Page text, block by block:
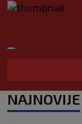
NAJNOVIJE